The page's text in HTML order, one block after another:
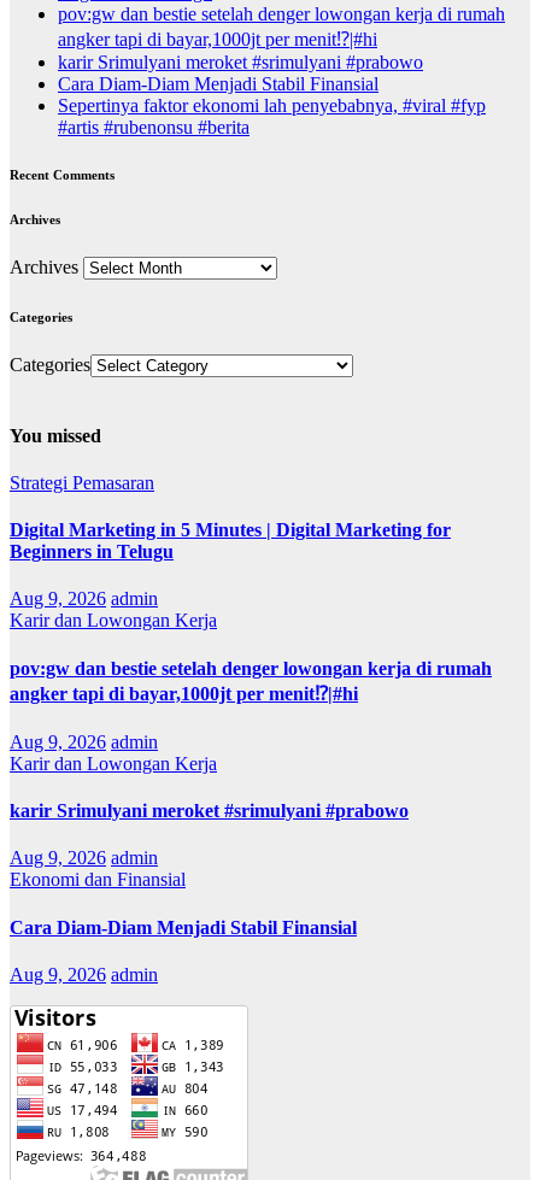
pov:gw dan bestie setelah denger lowongan kerja di rumah
angker tapi di bayar,1000jt per menit⁉️|#hi
karir Srimulyani meroket #srimulyani #prabowo
Cara Diam-Diam Menjadi Stabil Finansial
Sepertinya faktor ekonomi lah penyebabnya, #viral #fyp
#artis #rubenonsu #berita
Recent Comments
Archives
Archives
Categories
Categories
You missed
Strategi Pemasaran
Digital Marketing in 5 Minutes | Digital Marketing for
Beginners in Telugu
Aug 9, 2026 admin
Karir dan Lowongan Kerja
pov:gw dan bestie setelah denger lowongan kerja di rumah
angker tapi di bayar,1000jt per menit⁉️|#hi
Aug 9, 2026 admin
Karir dan Lowongan Kerja
karir Srimulyani meroket #srimulyani #prabowo
Aug 9, 2026 admin
Ekonomi dan Finansial
Cara Diam-Diam Menjadi Stabil Finansial
Aug 9, 2026 admin